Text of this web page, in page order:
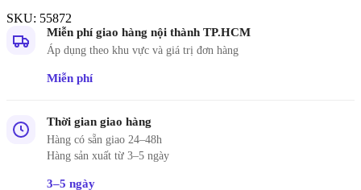
SKU: 55872
Miễn phí giao hàng nội thành TP.HCM
Áp dụng theo khu vực và giá trị đơn hàng
Miễn phí
Thời gian giao hàng
Hàng có sẵn giao 24–48h
Hàng sản xuất từ 3–5 ngày
3–5 ngày